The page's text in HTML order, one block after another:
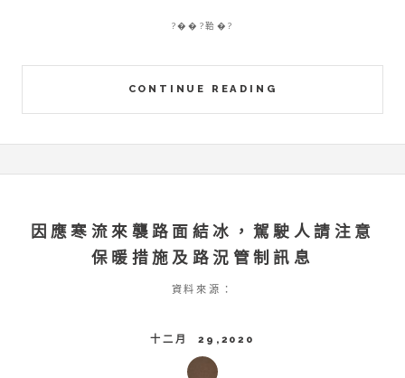
CONTINUE READING
?��?鞈�?
因應寒流來襲路面結冰，駕駛人請注意
保暖措施及路況管制訊息
資料來源：
十二月 29,2020